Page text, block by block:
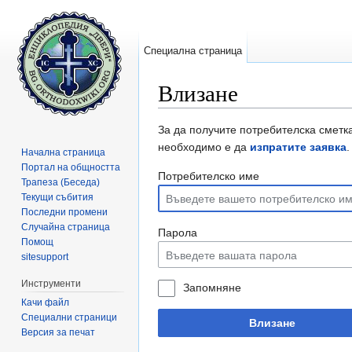
Влизане
За да получите потребителска
необходимо е да изпратите заявка.
Потребителско име
Парола
Запомняне
Влизане
Специална страница
Начална страница
Портал на общността
Трапеза (Беседа)
Текущи събития
Последни промени
Случайна страница
Помощ
sitesupport
Инструменти
Качи файл
Специални страници
Версия за печат